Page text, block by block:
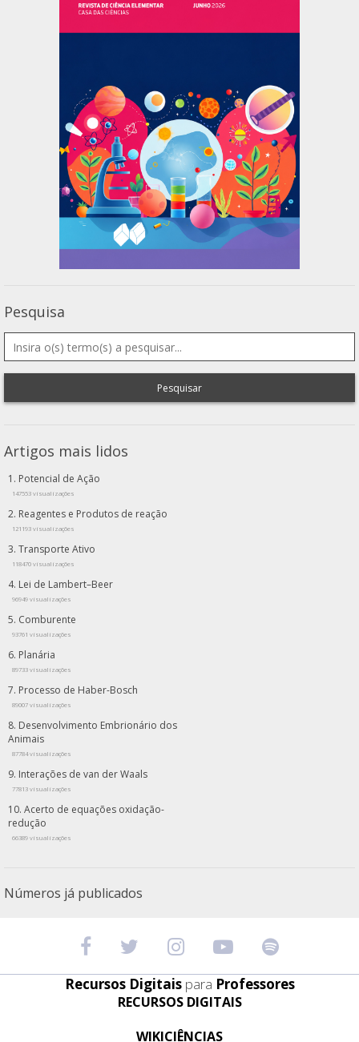
Pesquisa
Pesquisar
Artigos mais lidos
Potencial de Ação
147553 visualizações
Reagentes e Produtos de reação
121193 visualizações
Transporte Ativo
118470 visualizações
Lei de Lambert–Beer
96949 visualizações
Comburente
93761 visualizações
Planária
89733 visualizações
Processo de Haber-Bosch
89007 visualizações
Desenvolvimento Embrionário dos
Animais
87784 visualizações
Interações de van der Waals
77813 visualizações
Acerto de equações oxidação-
redução
66389 visualizações
Números já publicados
Recursos Digitais para Professores
RECURSOS DIGITAIS
WIKICIÊNCIAS